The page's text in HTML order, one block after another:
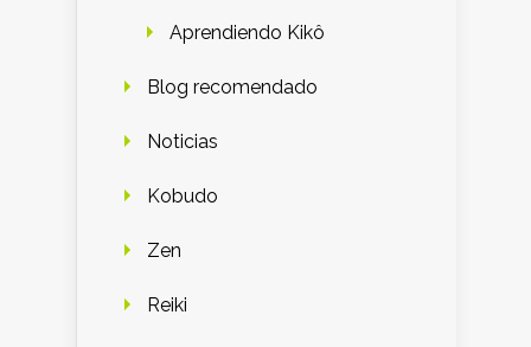
Aprendiendo Kikô
Blog recomendado
Noticias
Kobudo
Zen
Reiki